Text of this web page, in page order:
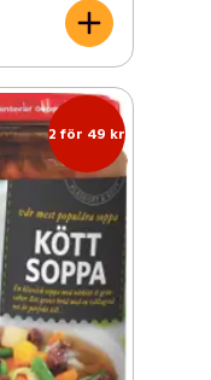
2 för 49 kr